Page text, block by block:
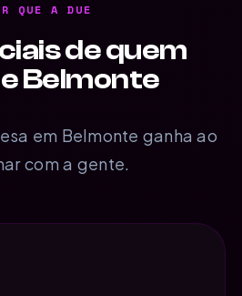
QUE A DUE
de quem
Belmonte
em Belmonte ganha ao
com a gente.